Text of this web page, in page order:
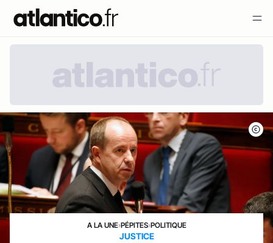
A LA UNE›PÉPITES›POLITIQUE
JUSTICE